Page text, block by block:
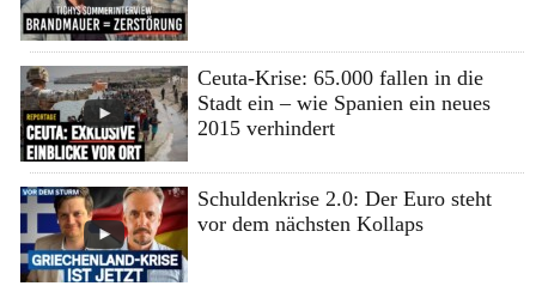
Ceuta-Krise: 65.000 fallen in die
Stadt ein – wie Spanien ein neues
2015 verhindert
Schuldenkrise 2.0: Der Euro steht
vor dem nächsten Kollaps